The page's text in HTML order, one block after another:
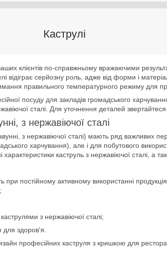
Каструлі
клієнтів по-справжньому вражаючими
відіграє серйозну роль, адже від форми і
правильного температурного режиму для
посуду для закладів громадського
сталі. Для уточнення деталей
з нержавіючої сталі
з нержавіючої сталі) мають ряд важливих
харчування), але і для побутового
характеристики каструль з нержавіючої сталі, а
при постійному активному використанні
з нержавіючої сталі;
для здоров'я.
професійних каструля з кришкою для